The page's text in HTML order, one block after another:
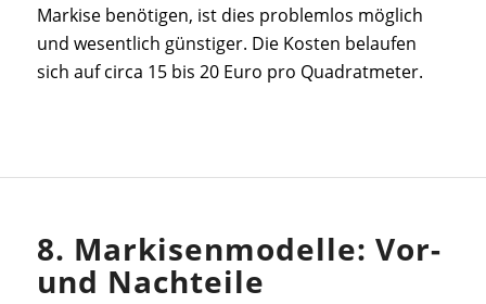
Markise benötigen, ist dies problemlos möglich
und wesentlich günstiger. Die Kosten belaufen
sich auf circa 15 bis 20 Euro pro Quadratmeter.
8. Markisenmodelle: Vor-
und Nachteile